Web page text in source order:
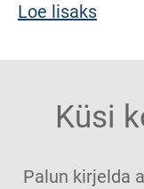
Loe lisaks
Küsi
Palun kirjelda